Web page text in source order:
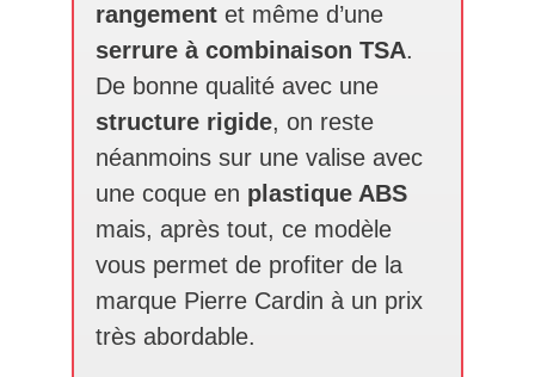
rangement et même d’une
serrure à combinaison TSA.
De bonne qualité avec une
structure rigide, on reste
néanmoins sur une valise avec
une coque en plastique ABS
mais, après tout, ce modèle
vous permet de profiter de la
marque Pierre Cardin à un prix
très abordable.